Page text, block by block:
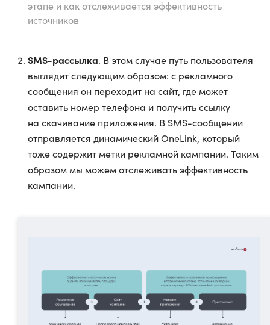
этапе и как отслеживается эффективность
источников
SMS-рассылка. В этом случае путь пользователя
выглядит следующим образом: с рекламного
сообщения он переходит на сайт, где может
оставить номер телефона и получить ссылку
на скачивание приложения. В SMS-сообщении
отправляется динамический OneLink, который
тоже содержит метки рекламной кампании. Таким
образом мы можем отслеживать эффективность
кампании.